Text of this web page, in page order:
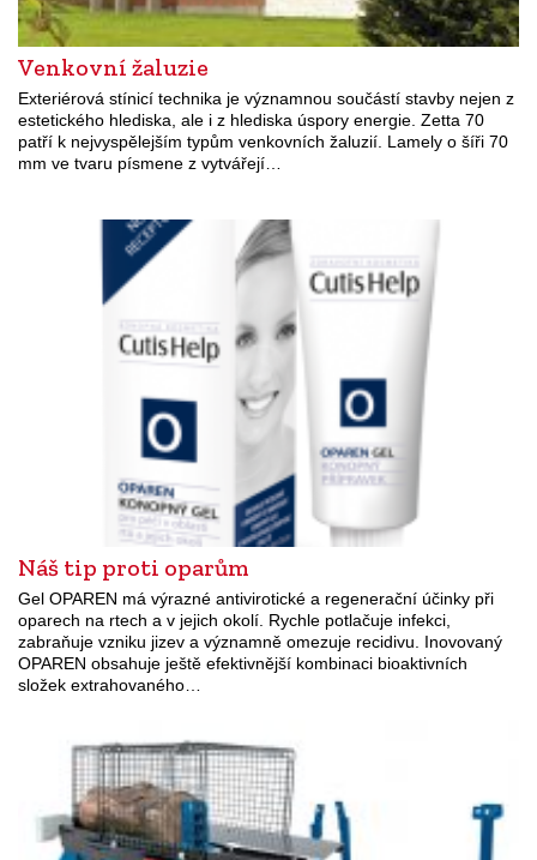
Venkovní žaluzie
Exteriérová stínicí technika je významnou součástí stavby nejen z
estetického hlediska, ale i z hlediska úspory energie. Zetta 70
patří k nejvyspělejším typům venkovních žaluzií. Lamely o šíři 70
mm ve tvaru písmene z vytvářejí…
Náš tip proti oparům
Gel OPAREN má výrazné antivirotické a regenerační účinky při
oparech na rtech a v jejich okolí. Rychle potlačuje infekci,
zabraňuje vzniku jizev a významně omezuje recidivu. Inovovaný
OPAREN obsahuje ještě efektivnější kombinaci bioaktivních
složek extrahovaného…